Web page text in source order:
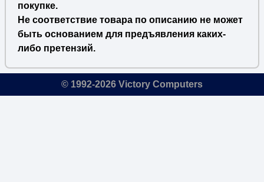
покупке.
Не соответствие товара по описанию не может
быть основанием для предъявления каких-
либо претензий.
© 1992-2026 Victory Computers